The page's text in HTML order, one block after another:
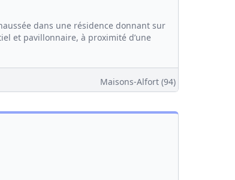
dans une résidence donnant sur
et pavillonnaire, à proximité d’une
Maisons-Alfort (94)